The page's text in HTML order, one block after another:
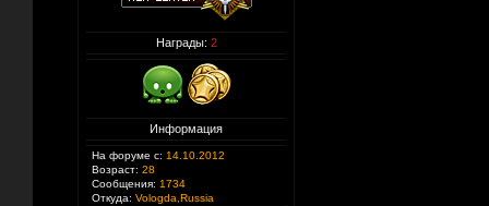
Награды: 2
Информация
На форуме с: 14.10.2012
Возраст: 28
Сообщения: 1734
Откуда: Vologda,Russia